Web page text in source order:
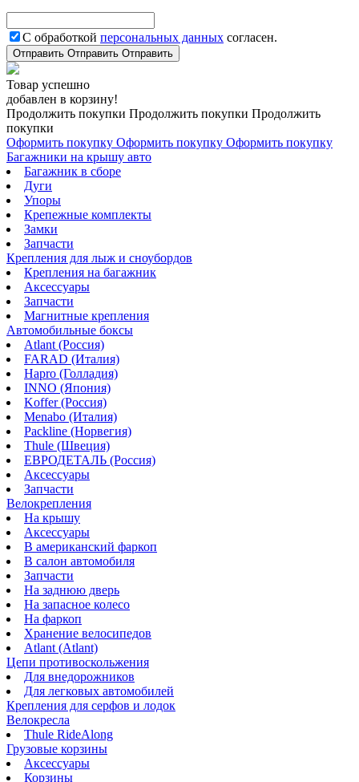
С обработкой персональных данных согласен.
Отправить Отправить Отправить
Товар успешно
добавлен в корзину!
Продолжить покупки Продолжить покупки Продолжить
покупки
Оформить покупку Оформить покупку Оформить покупку
Багажники на крышу авто
Багажник в сборе
Дуги
Упоры
Крепежные комплекты
Замки
Запчасти
Крепления для лыж и сноубордов
Крепления на багажник
Аксессуары
Запчасти
Магнитные крепления
Автомобильные боксы
Atlant (Россия)
FARAD (Италия)
Hapro (Голладия)
INNO (Япония)
Koffer (Россия)
Menabo (Италия)
Packline (Норвегия)
Thule (Швеция)
ЕВРОДЕТАЛЬ (Россия)
Аксессуары
Запчасти
Велокрепления
На крышу
Аксессуары
В американский фаркоп
В салон автомобиля
Запчасти
На заднюю дверь
На запасное колесо
На фаркоп
Хранение велосипедов
Atlant (Atlant)
Цепи противоскольжения
Для внедорожников
Для легковых автомобилей
Крепления для серфов и лодок
Велокресла
Thule RideAlong
Грузовые корзины
Аксессуары
Корзины